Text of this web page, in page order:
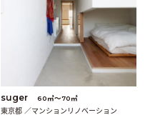
suger 60㎡〜70㎡
東京都 ／マンションリノベーション